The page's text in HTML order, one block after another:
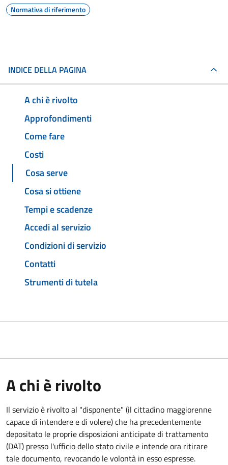
Normativa di riferimento
INDICE DELLA PAGINA
A chi è rivolto
Approfondimenti
Come fare
Costi
Cosa serve
Cosa si ottiene
Tempi e scadenze
Accedi al servizio
Condizioni di servizio
Contatti
Strumenti di tutela
A chi è rivolto
Il servizio è rivolto al "disponente" (il cittadino maggiorenne
capace di intendere e di volere) che ha precedentemente
depositato le proprie disposizioni anticipate di trattamento
(DAT) presso l'ufficio dello stato civile e intende ora ritirare
tale documento, revocando le volontà in esso espresse.